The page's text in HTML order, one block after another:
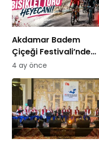
Akdamar Badem
Çiçeği Festivali’nde
Bisiklet Turu Heyecanı
4 ay önce